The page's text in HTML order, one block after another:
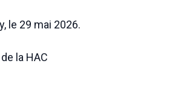
le 29 mai 2026.
la HAC